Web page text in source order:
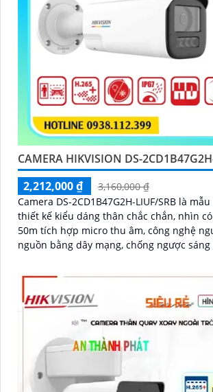
CAMERA HIKVISION DS-
2,212,000 ₫
3,160,000 ₫
Camera DS-2CD1B47G2H-LIUF/SRB là
thiết kế kiểu dáng thân chắc chắn, nhìn
50m tích hợp micro thu âm, công nghệ
nguồn bằng dây mạng, chống ngược sáng